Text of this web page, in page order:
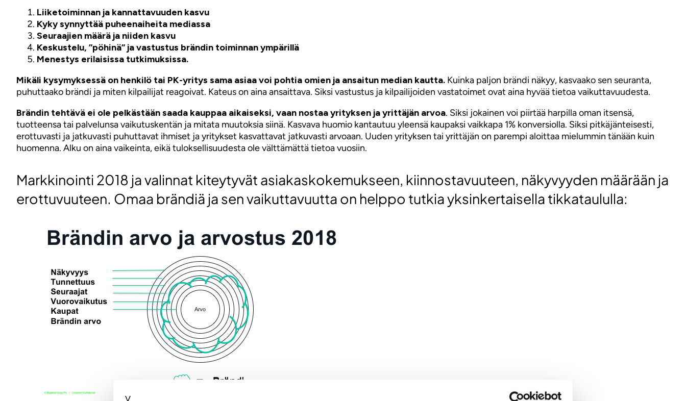
Liiketoiminnan ja kannattavuuden kasvu
Kyky synnyttää puheenaiheita mediassa
Seuraajien määrä ja niiden kasvu
Keskustelu, ”pöhinä” ja vastustus brändin toiminnan ympärillä
Menestys erilaisissa tutkimuksissa.
Mikäli kysymyksessä on henkilö tai PK-yritys sama asiaa voi pohtia omien ja ansaitun median kautta. Kuinka paljon brändi näkyy, kasvaako sen seuranta,
puhuttaako brändi ja miten kilpailijat reagoivat. Kateus on aina ansaittava. Siksi vastustus ja kilpailijoiden vastatoimet ovat aina hyvää tietoa vaikuttavuudesta.
Brändin tehtävä ei ole pelkästään saada kauppaa aikaiseksi, vaan nostaa yrityksen ja yrittäjän arvoa. Siksi jokainen voi piirtää harpilla oman itsensä,
tuotteensa tai palvelunsa vaikutuskentän ja mitata muutoksia siinä. Kasvava huomio kantautuu yleensä kaupaksi vaikkapa 1% konversiolla. Siksi pitkäjänteisesti,
erottuvasti ja jatkuvasti puhuttavat ihmiset ja yritykset kasvattavat jatkuvasti arvoaan. Uuden yrityksen tai yrittäjän on parempi aloittaa mielummin tänään kuin
huomenna. Alku on aina vaikeinta, eikä tuloksellisuudesta ole välttämättä tietoa vuosiin.
Markkinointi 2018 ja valinnat kiteytyvät asiakaskokemukseen, kiinnostavuuteen, näkyvyyden määrään ja
erottuvuuteen. Omaa brändiä ja sen vaikuttavuutta on helppo tutkia yksinkertaisella tikkataululla: